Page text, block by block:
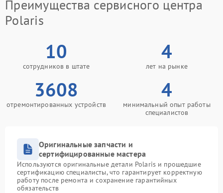
Преимущества сервисного центра
Polaris
10
сотрудников в штате
4
лет на рынке
3608
отремонтированных устройств
4
минимальный опыт работы
специалистов
Оригинальные запчасти и
сертифицированные мастера
Используются оригинальные детали Polaris и прошедшие
сертификацию специалисты, что гарантирует корректную
работу после ремонта и сохранение гарантийных
обязательств